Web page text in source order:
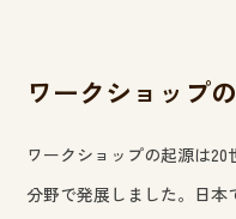
ワークショップ
ワークショップの起源は
分野で発展しました。日本